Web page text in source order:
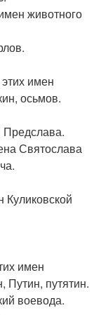
животного
имен
осьмов.
Предслава.
Святослава
Куликовской
имен
путятин.
воевода.